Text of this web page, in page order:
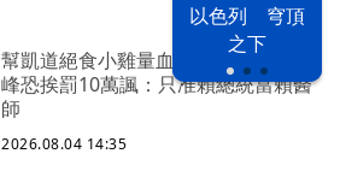
以色列 穹頂
之下
幫凱道絕食小雞量血壓遭檢舉？蘇一
峰恐挨罰10萬諷：只准賴總統當賴醫
師
2026.08.04 14:35